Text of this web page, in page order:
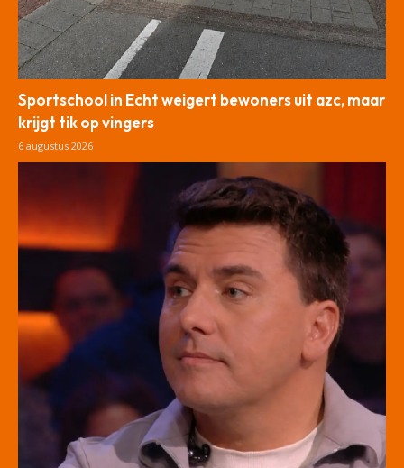
Sportschool in Echt weigert bewoners uit azc, maar
krijgt tik op vingers
6 augustus 2026